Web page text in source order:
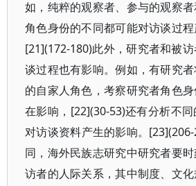
如，纯粹的观察者、参与的观察者
角色身份的不同都可能对访谈过程
[21](172-180)此外，研究者和被
谈过程也有影响。例如，有研究
的自家人角色，考察研究者角色
在影响，[22](30-53)还有分析不
对访谈资料产生的影响。
同，海外民族志研究中研究者要
访者的人际关系，其中制度、文